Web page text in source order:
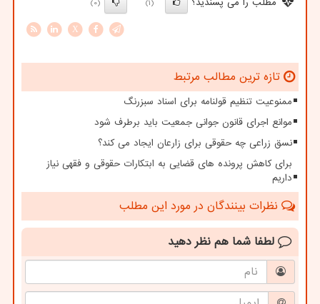
(1)
(0)
X
تازه ترین مطالب مرتبط
ممنوعیت تنظیم قولنامه برای اسناد سبزرنگ
موانع اجرای قانون جوانی جمعیت باید برطرف شود
نسق زراعی چه حقوقی برای زارعان ایجاد می کند؟
برای کاهش پرونده های قضایی به ابتکارات حقوقی و فقهی نیاز
داریم
نظرات بینندگان در مورد این مطلب
لطفا شما هم نظر دهید